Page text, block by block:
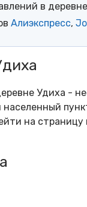
в
Алиэкспресс,
Удиха -
на страницу